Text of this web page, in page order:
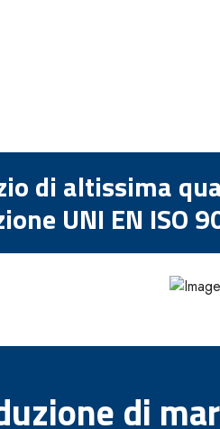
di altissima
UNI EN ISO
di